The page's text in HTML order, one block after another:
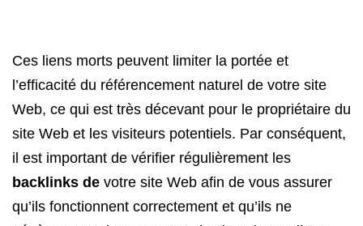
Ces liens morts peuvent limiter la portée et
l’efficacité du référencement naturel de votre site
Web, ce qui est très décevant pour le propriétaire du
site Web et les visiteurs potentiels. Par conséquent,
il est important de vérifier régulièrement les
backlinks de votre site Web afin de vous assurer
qu’ils fonctionnent correctement et qu’ils ne